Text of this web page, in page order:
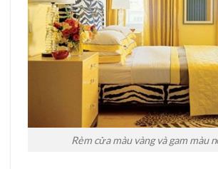
Rèm cửa màu vàng và gam màu